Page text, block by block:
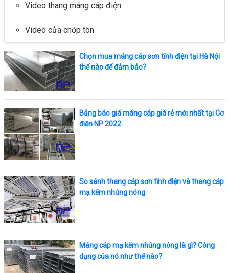
Video thang máng cáp điện
Video cửa chớp tôn
Chọn mua máng cáp sơn tĩnh điện tại Hà Nội
thế nào để đảm bảo?
Bảng báo giá máng cáp giá rẻ mới nhất tại Cơ
điện NP 2022
So sánh thang cáp sơn tĩnh điện và thang cáp
mạ kẽm nhúng nóng
Máng cáp mạ kẽm nhúng nóng là gì? Công
dụng của nó như thế nào?